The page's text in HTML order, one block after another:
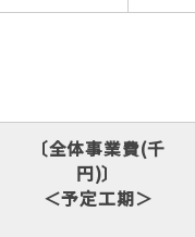
〔全体事業費(千
円)〕
＜予定工期＞